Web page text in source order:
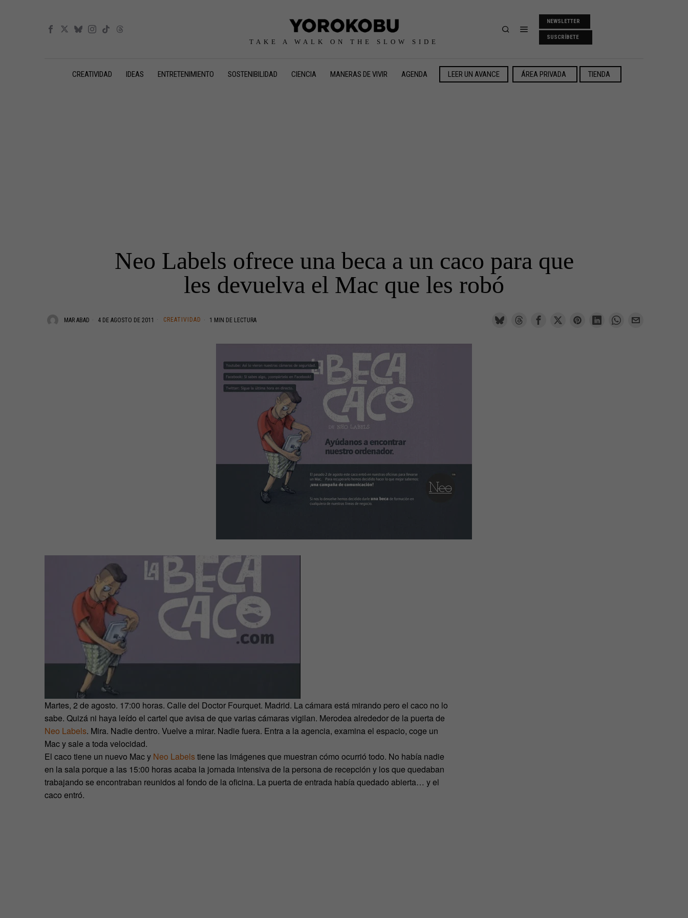
TAKE A WALK ON THE SLOW SIDE
NEWSLETTER
SUSCRÍBETE
CREATIVIDAD IDEAS ENTRETENIMIENTO SOSTENIBILIDAD CIENCIA MANERAS DE VIVIR AGENDA LEER UN AVANCE ÁREA PRIVADA TIENDA
Neo Labels ofrece una beca a un caco para que
les devuelva el Mac que les robó
MAR ABAD 4 DE AGOSTO DE 2011 CREATIVIDAD 1 MIN DE LECTURA
Martes, 2 de agosto. 17:00 horas. Calle del Doctor Fourquet. Madrid. La cámara está mirando pero el caco no lo
sabe. Quizá ni haya leído el cartel que avisa de que varias cámaras vigilan. Merodea alrededor de la puerta de
Neo Labels. Mira. Nadie dentro. Vuelve a mirar. Nadie fuera. Entra a la agencia, examina el espacio, coge un
Mac y sale a toda velocidad.
El caco tiene un nuevo Mac y Neo Labelstiene las imágenes que muestran cómo ocurrió todo. No había nadie
en la sala porque a las 15:00 horas acaba la jornada intensiva de la persona de recepción y los que quedaban
trabajando se encontraban reunidos al fondo de la oficina. La puerta de entrada había quedado abierta… y el
caco entró.